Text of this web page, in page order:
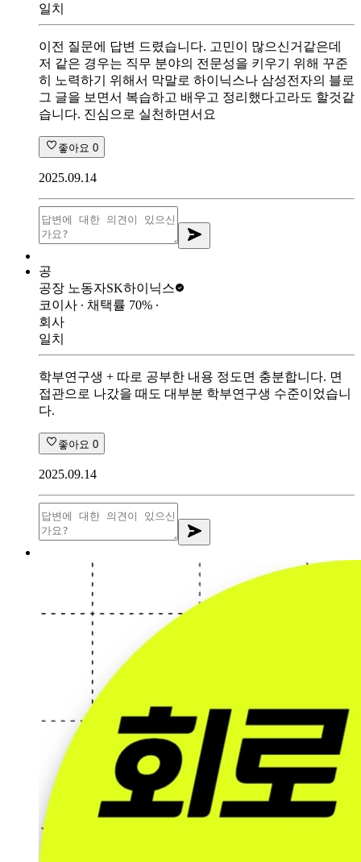
일치
이전 질문에 답변 드렸습니다. 고민이 많으신거같은데
저 같은 경우는 직무 분야의 전문성을 키우기 위해 꾸준
히 노력하기 위해서 막말로 하이닉스나 삼성전자의 블로
그 글을 보면서 복습하고 배우고 정리했다고라도 할것같
습니다. 진심으로 실천하면서요
좋아요 0
2025.09.14
공
공장 노동자SK하이닉스
코이사 ∙ 채택률 70% ∙
회사
일치
학부연구생 + 따로 공부한 내용 정도면 충분합니다. 면
접관으로 나갔을 때도 대부분 학부연구생 수준이었습니
다.
좋아요 0
2025.09.14